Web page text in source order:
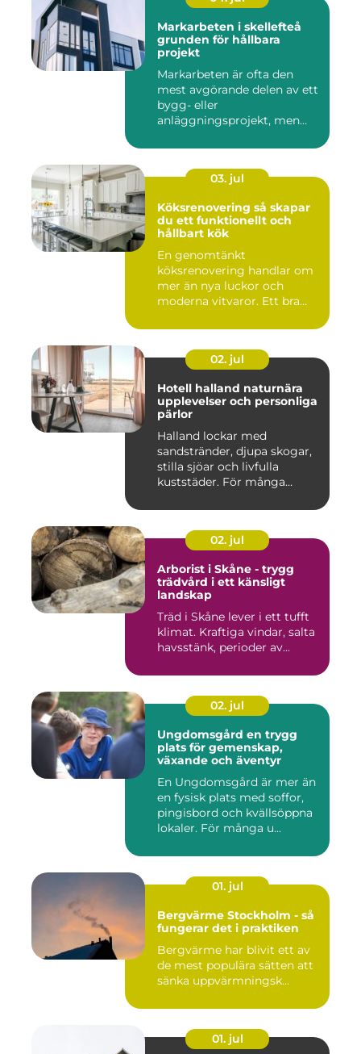
Markarbeten i skellefteå
grunden för hållbara
projekt
Markarbeten är ofta den
mest avgörande delen av ett
bygg- eller
anläggningsprojekt, men
03. jul
Köksrenovering så skapar
du ett funktionellt och
hållbart kök
En genomtänkt
köksrenovering handlar om
mer än nya luckor och
moderna vitvaror. Ett bra
02. jul
Hotell halland naturnära
upplevelser och personliga
pärlor
Halland lockar med
sandstränder, djupa skogar,
stilla sjöar och livfulla
kuststäder. För många
02. jul
Arborist i Skåne - trygg
trädvård i ett känsligt
landskap
Träd i Skåne lever i ett tufft
klimat. Kraftiga vindar, salta
havsstänk, perioder av...
02. jul
Ungdomsgård en trygg
plats för gemenskap,
växande och äventyr
En Ungdomsgård är mer än
en fysisk plats med soffor,
pingisbord och kvällsöppna
lokaler. För många u...
01. jul
Bergvärme Stockholm - så
fungerar det i praktiken
Bergvärme har blivit ett av
de mest populära sätten att
sänka uppvärmningsk...
01. jul